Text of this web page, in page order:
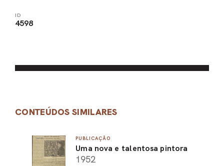
ID
4598
CONTEÚDOS SIMILARES
PUBLICAÇÃO
Uma nova e talentosa pintora
1952